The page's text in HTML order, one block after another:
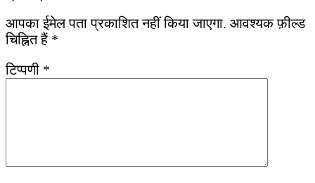
आपका ईमेल पता प्रकाशित नहीं किया जाएगा. आवश्यक फ़ील्ड
चिह्नित हैं *
टिप्पणी *